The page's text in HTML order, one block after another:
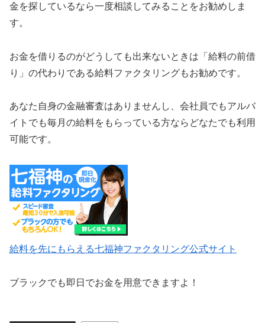
金を探しているなら一度相談してみることをお勧めしま
す。
お金を借りるのがどうしても出来ないときは「給料の前借
り」の代わりである給料ファクタリングもお勧めです。
あなた自身の金融審査はありませんし、会社員でもアルバ
イトでも毎月の給料をもらっている方ならどなたでも利用
可能です。
給料を先にもらえる七福神ファクタリング公式サイト
ブラックでも即日でお金を用意できますよ！